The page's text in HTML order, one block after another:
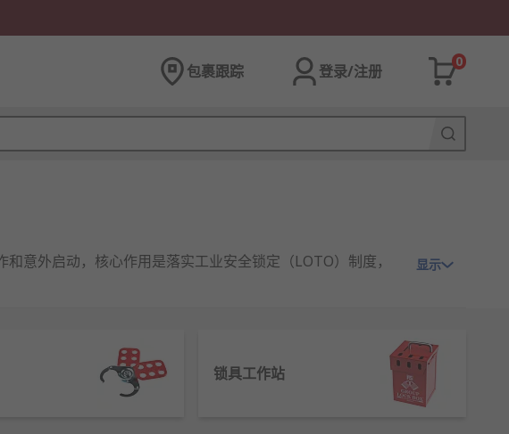
包裹跟踪 登录/注册
0
意外启动，核心作用是落实工业安全锁定（LOTO）制度，
显示
锁具工作站